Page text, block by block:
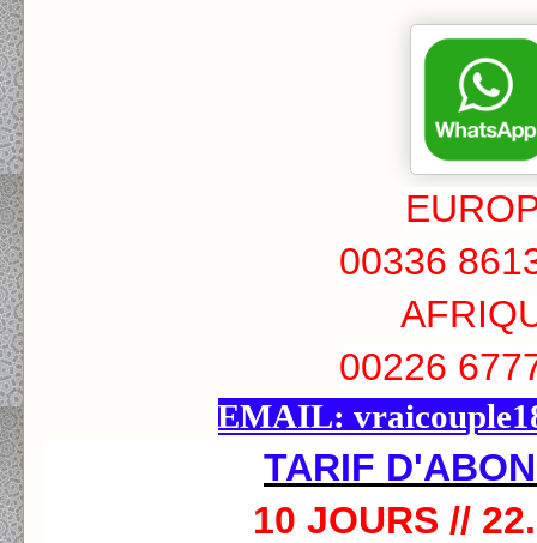
00336
00226
EMAIL:
TARIF
10 JOURS //